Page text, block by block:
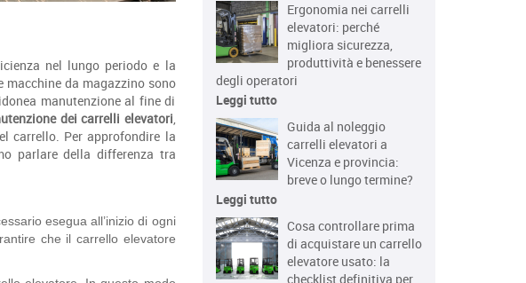
nel lungo periodo e la
macchine da magazzino sono
manutenzione al fine di
dei carrelli elevatori,
carrello. Per approfondire la
parlare della differenza tra
esegua all’inizio di ogni
che il carrello elevatore
Ergonomia nei carrelli
elevatori: perché
migliora sicurezza,
produttività e benessere
degli operatori
Leggi tutto
Guida al noleggio
carrelli elevatori a
Vicenza e provincia:
breve o lungo termine?
Leggi tutto
Cosa controllare prima
di acquistare un carrello
elevatore usato: la
checklist definitiva per